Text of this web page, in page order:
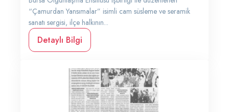
“Çamurdan Yansımalar” isimli cam süsleme ve seramik
sanatı sergisi, ilçe halkının...
Detaylı Bilgi